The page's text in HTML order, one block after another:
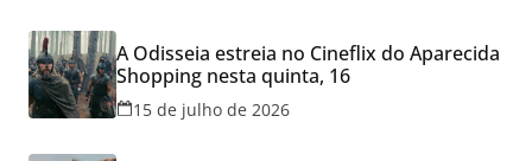
A Odisseia estreia no Cineflix do Aparecida
Shopping nesta quinta, 16
15 de julho de 2026